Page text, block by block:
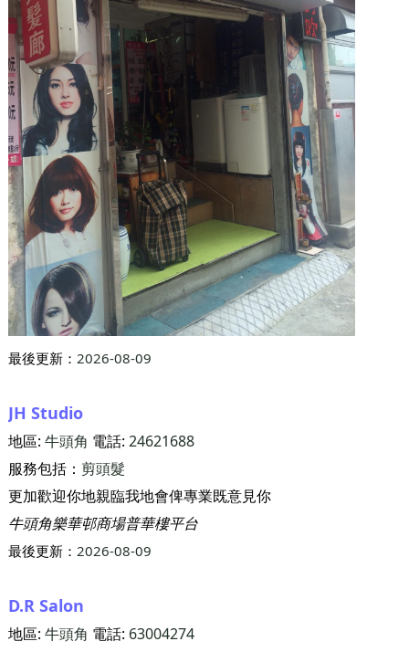
最後更新： 2026-08-09
JH Studio
地區: 牛頭角 電話: 24621688
服務包括： 剪頭髮
更加歡迎你地親臨我地會俾專業既意見你
牛頭角樂華邨商場普華樓平台
最後更新： 2026-08-09
D.R Salon
地區: 牛頭角 電話: 63004274